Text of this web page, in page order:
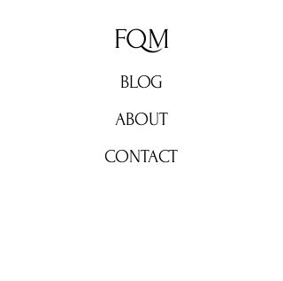
FQM
BLOG
ABOUT
CONTACT